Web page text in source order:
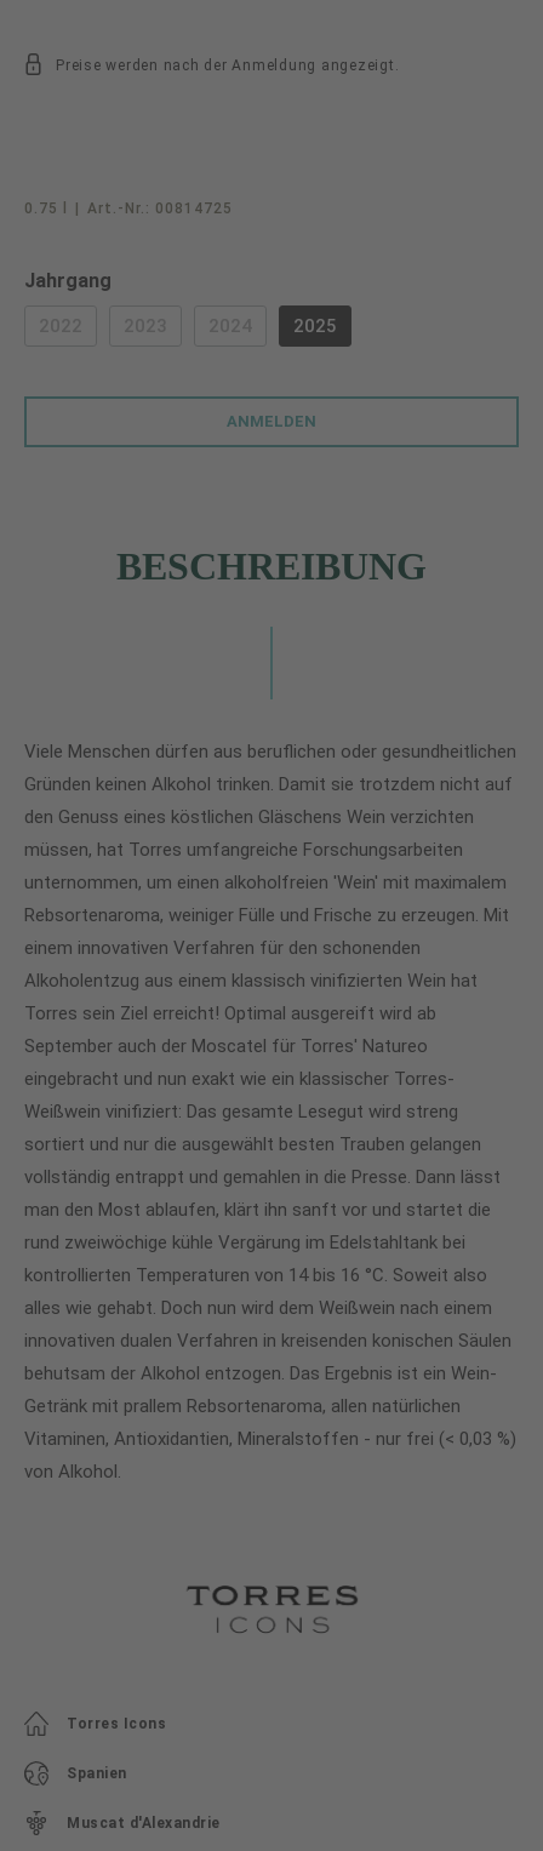
Preise werden nach der Anmeldung angezeigt.
0.75 l Art.-Nr.: 00814725
Jahrgang
(DIESE OPTION IST ZURZEIT NICHT VERFÜGBAR.)
(DIESE OPTION IST ZURZEIT NICHT VERFÜGBAR.)
(DIESE OPTION IST ZURZEIT NICHT
2025
ANMELDEN
BESCHREIBUNG
Viele Menschen dürfen aus beruflichen oder gesundheitlichen
Gründen keinen Alkohol trinken. Damit sie trotzdem nicht auf
den Genuss eines köstlichen Gläschens Wein verzichten
müssen, hat Torres umfangreiche Forschungsarbeiten
unternommen, um einen alkoholfreien 'Wein' mit maximalem
Rebsortenaroma, weiniger Fülle und Frische zu erzeugen. Mit
einem innovativen Verfahren für den schonenden
Alkoholentzug aus einem klassisch vinifizierten Wein hat
Torres sein Ziel erreicht! Optimal ausgereift wird ab
September auch der Moscatel für Torres' Natureo
eingebracht und nun exakt wie ein klassischer Torres-
Weißwein vinifiziert: Das gesamte Lesegut wird streng
sortiert und nur die ausgewählt besten Trauben gelangen
vollständig entrappt und gemahlen in die Presse. Dann lässt
man den Most ablaufen, klärt ihn sanft vor und startet die
rund zweiwöchige kühle Vergärung im Edelstahltank bei
kontrollierten Temperaturen von 14 bis 16 °C. Soweit also
alles wie gehabt. Doch nun wird dem Weißwein nach einem
innovativen dualen Verfahren in kreisenden konischen Säulen
behutsam der Alkohol entzogen. Das Ergebnis ist ein Wein-
Getränk mit prallem Rebsortenaroma, allen natürlichen
Vitaminen, Antioxidantien, Mineralstoffen - nur frei (< 0,03 %)
von Alkohol.
Torres Icons
Spanien
Muscat d'Alexandrie